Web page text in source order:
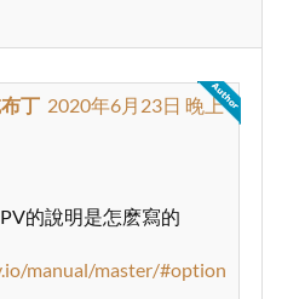
丁 2020年6月23日 晚上
的說明是怎麽寫的
manual/master/#option